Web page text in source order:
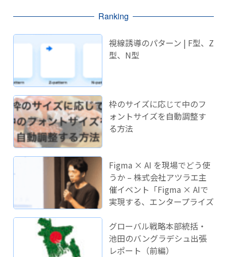
Ranking
視線誘導のパターン | F型、Z
型、N型
枠のサイズに応じて中のフ
ォントサイズを自動調整す
る方法
Figma × AI を現場でどう使
うか – 株式会社アツラエ主
催イベント「Figma × AIで
実現する、エンタープライズ
ました！
グローバル戦略本部統括・
池田のバングラデシュ出張
レポート（前編）